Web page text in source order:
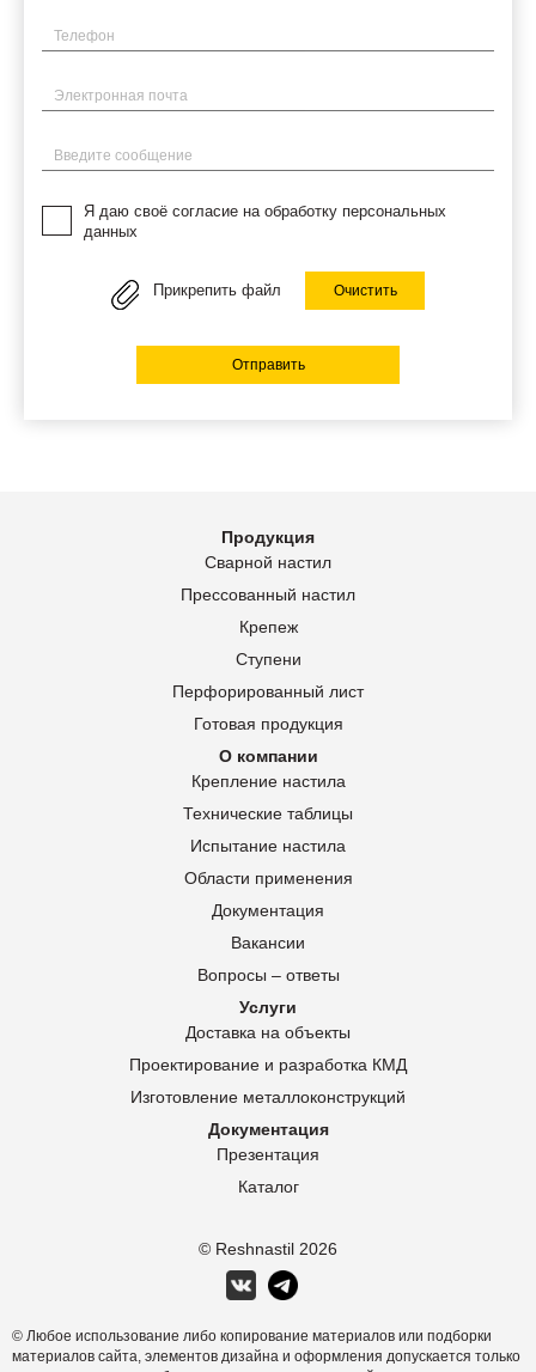
Телефон
Электронная почта
Введите сообщение
Я даю своё согласие на обработку персональных
данных
Прикрепить файл Очистить
Отправить
© Reshnastil 2026
Продукция
Сварной настил
Прессованный настил
Крепеж
Ступени
Перфорированный лист
Готовая продукция
О компании
Крепление настила
Технические таблицы
Испытание настила
Области применения
Документация
Вакансии
Вопросы – ответы
Услуги
Доставка на объекты
Проектирование и разработка КМД
Изготовление металлоконструкций
Документация
Презентация
Каталог
© Любое использование либо копирование материалов или подборки
материалов сайта, элементов дизайна и оформления допускается только